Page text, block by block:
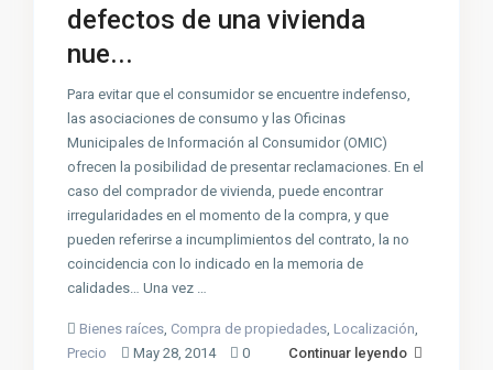
defectos de una vivienda
nue...
Para evitar que el consumidor se encuentre indefenso,
las asociaciones de consumo y las Oficinas
Municipales de Información al Consumidor (OMIC)
ofrecen la posibilidad de presentar reclamaciones. En el
caso del comprador de vivienda, puede encontrar
irregularidades en el momento de la compra, y que
pueden referirse a incumplimientos del contrato, la no
coincidencia con lo indicado en la memoria de
calidades… Una vez …
Bienes raíces, Compra de propiedades, Localización,
Precio
May 28, 2014 0 Continuar leyendo